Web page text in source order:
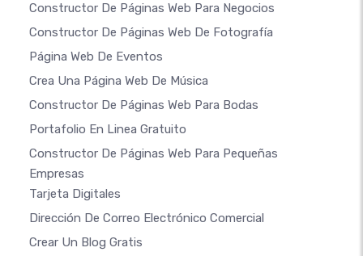
Constructor De Páginas Web Para Negocios
Constructor De Páginas Web De Fotografía
Página Web De Eventos
Crea Una Página Web De Música
Constructor De Páginas Web Para Bodas
Portafolio En Linea Gratuito
Constructor De Páginas Web Para Pequeñas
Empresas
Tarjeta Digitales
Dirección De Correo Electrónico Comercial
Crear Un Blog Gratis